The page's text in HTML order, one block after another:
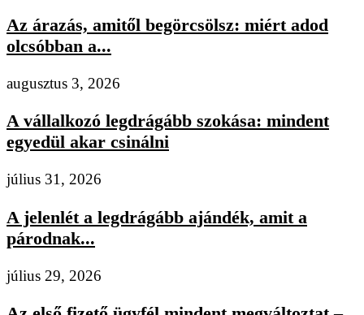
Az árazás, amitől begörcsölsz: miért adod
olcsóbban a...
augusztus 3, 2026
A vállalkozó legdrágább szokása: mindent
egyedül akar csinálni
július 31, 2026
A jelenlét a legdrágább ajándék, amit a
párodnak...
július 29, 2026